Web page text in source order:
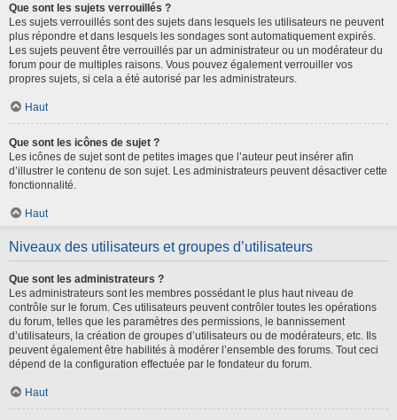
Que sont les sujets verrouillés ?
Les sujets verrouillés sont des sujets dans lesquels les utilisateurs ne peuvent
plus répondre et dans lesquels les sondages sont automatiquement expirés.
Les sujets peuvent être verrouillés par un administrateur ou un modérateur du
forum pour de multiples raisons. Vous pouvez également verrouiller vos
propres sujets, si cela a été autorisé par les administrateurs.
Haut
Que sont les icônes de sujet ?
Les icônes de sujet sont de petites images que l’auteur peut insérer afin
d’illustrer le contenu de son sujet. Les administrateurs peuvent désactiver cette
fonctionnalité.
Haut
Niveaux des utilisateurs et groupes d’utilisateurs
Que sont les administrateurs ?
Les administrateurs sont les membres possédant le plus haut niveau de
contrôle sur le forum. Ces utilisateurs peuvent contrôler toutes les opérations
du forum, telles que les paramètres des permissions, le bannissement
d’utilisateurs, la création de groupes d’utilisateurs ou de modérateurs, etc. Ils
peuvent également être habilités à modérer l’ensemble des forums. Tout ceci
dépend de la configuration effectuée par le fondateur du forum.
Haut